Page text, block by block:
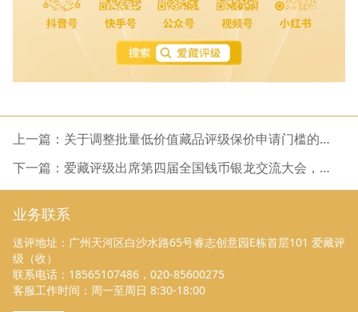
上一篇：关于调整批量低价值藏品评级保价申请门槛的通
下一篇：爱藏评级出席第四届全国钱币银龙交流大会，共
话龙银币收藏新趋势
业务联系
送评地址：广州天河区白沙水路65号睿志创意园E栋首层101 爱藏评
级（收）
联系电话：18565107486，020-85600275
客服工作时间：周一至周日 8:30-18:00